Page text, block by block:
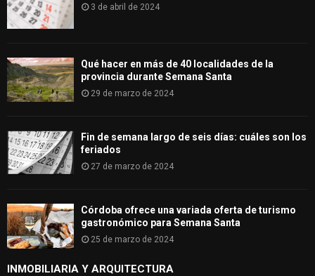
3 de abril de 2024
Qué hacer en más de 40 localidades de la
provincia durante Semana Santa
29 de marzo de 2024
Fin de semana largo de seis días: cuáles son los
feriados
27 de marzo de 2024
Córdoba ofrece una variada oferta de turismo
gastronómico para Semana Santa
25 de marzo de 2024
INMOBILIARIA Y ARQUITECTURA